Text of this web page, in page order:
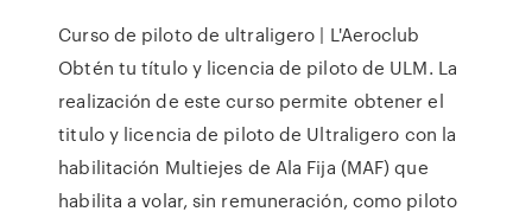
Curso de piloto de ultraligero | L'Aeroclub
Obtén tu título y licencia de piloto de ULM. La
realización de este curso permite obtener el
titulo y licencia de piloto de Ultraligero con la
habilitación Multiejes de Ala Fija (MAF) que
habilita a volar, sin remuneración, como piloto